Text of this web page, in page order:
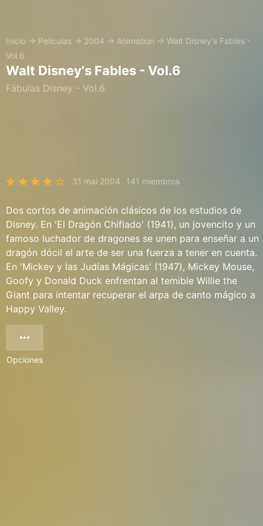
Inicio → Películas → 2004 → Animation → Walt Disney's Fables -
Vol.6
Walt Disney's Fables - Vol.6
Fábulas Disney - Vol.6
31 mai 2004 141 miembros
Dos cortos de animación clásicos de los estudios de
Disney. En 'El Dragón Chiflado' (1941), un jovencito y un
famoso luchador de dragones se unen para enseñar a un
dragón dócil el arte de ser una fuerza a tener en cuenta.
En 'Mickey y las Judías Mágicas' (1947), Mickey Mouse,
Goofy y Donald Duck enfrentan al temible Willie the
Giant para intentar recuperar el arpa de canto mágico a
Happy Valley.
Opciones